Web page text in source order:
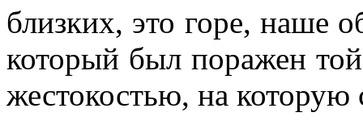
близких, это горе, наше
который был поражен
жестокостью, на